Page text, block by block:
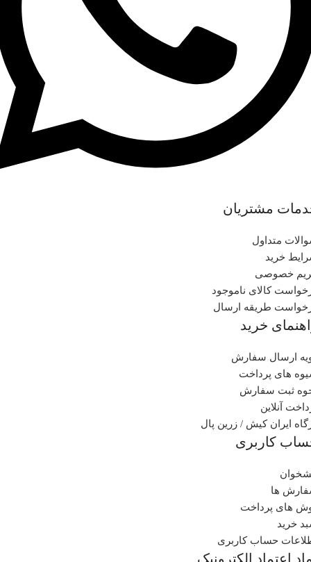
مشتریان
متداول
خرید
خصوصی
کالای ناموجود
طریقه ارسال
خرید
ارسال سفارش
های پرداخت
ثبت سفارش
آنلاین
ایران کیش / زرین پال
کاربری
ها
های پرداخت
خرید
حساب کاربری
اعتماد الکترونیک